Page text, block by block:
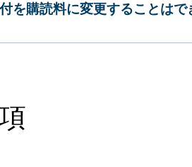
を購読料に変更することはで